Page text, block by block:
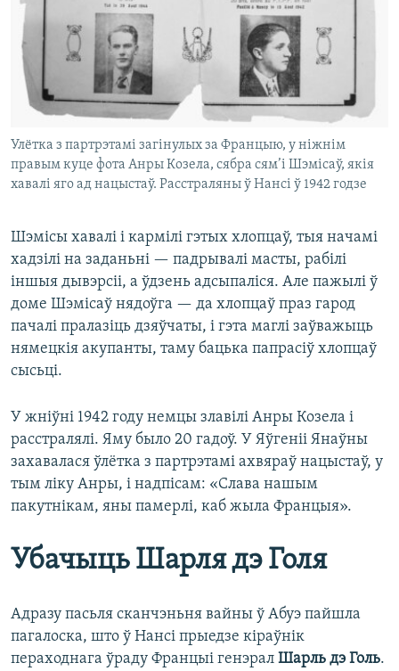
Улётка з партрэтамі загінулых за Францыю, у ніжнім
правым куце фота Анры Козела, сябра сям’і Шэмісаў, якія
хавалі яго ад нацыстаў. Расстраляны ў Нансі ў 1942 годзе
Шэмісы хавалі і кармілі гэтых хлопцаў, тыя начамі
хадзілі на заданьні — падрывалі масты, рабілі
іншыя дывэрсіі, а ўдзень адсыпаліся. Але пажылі ў
доме Шэмісаў нядоўга — да хлопцаў праз гарод
пачалі пралазіць дзяўчаты, і гэта маглі заўважыць
нямецкія акупанты, таму бацька папрасіў хлопцаў
сысьці.
У жніўні 1942 году немцы злавілі Анры Козела і
расстралялі. Яму было 20 гадоў. У Яўгеніі Янаўны
захавалася ўлётка з партрэтамі ахвяраў нацыстаў, у
тым ліку Анры, і надпісам: «Слава нашым
пакутнікам, яны памерлі, каб жыла Францыя».
Убачыць Шарля дэ Голя
Адразу пасьля сканчэньня вайны ў Абуэ пайшла
пагалоска, што ў Нансі прыедзе кіраўнік
пераходнага ўраду Францыі генэрал Шарль дэ Голь.